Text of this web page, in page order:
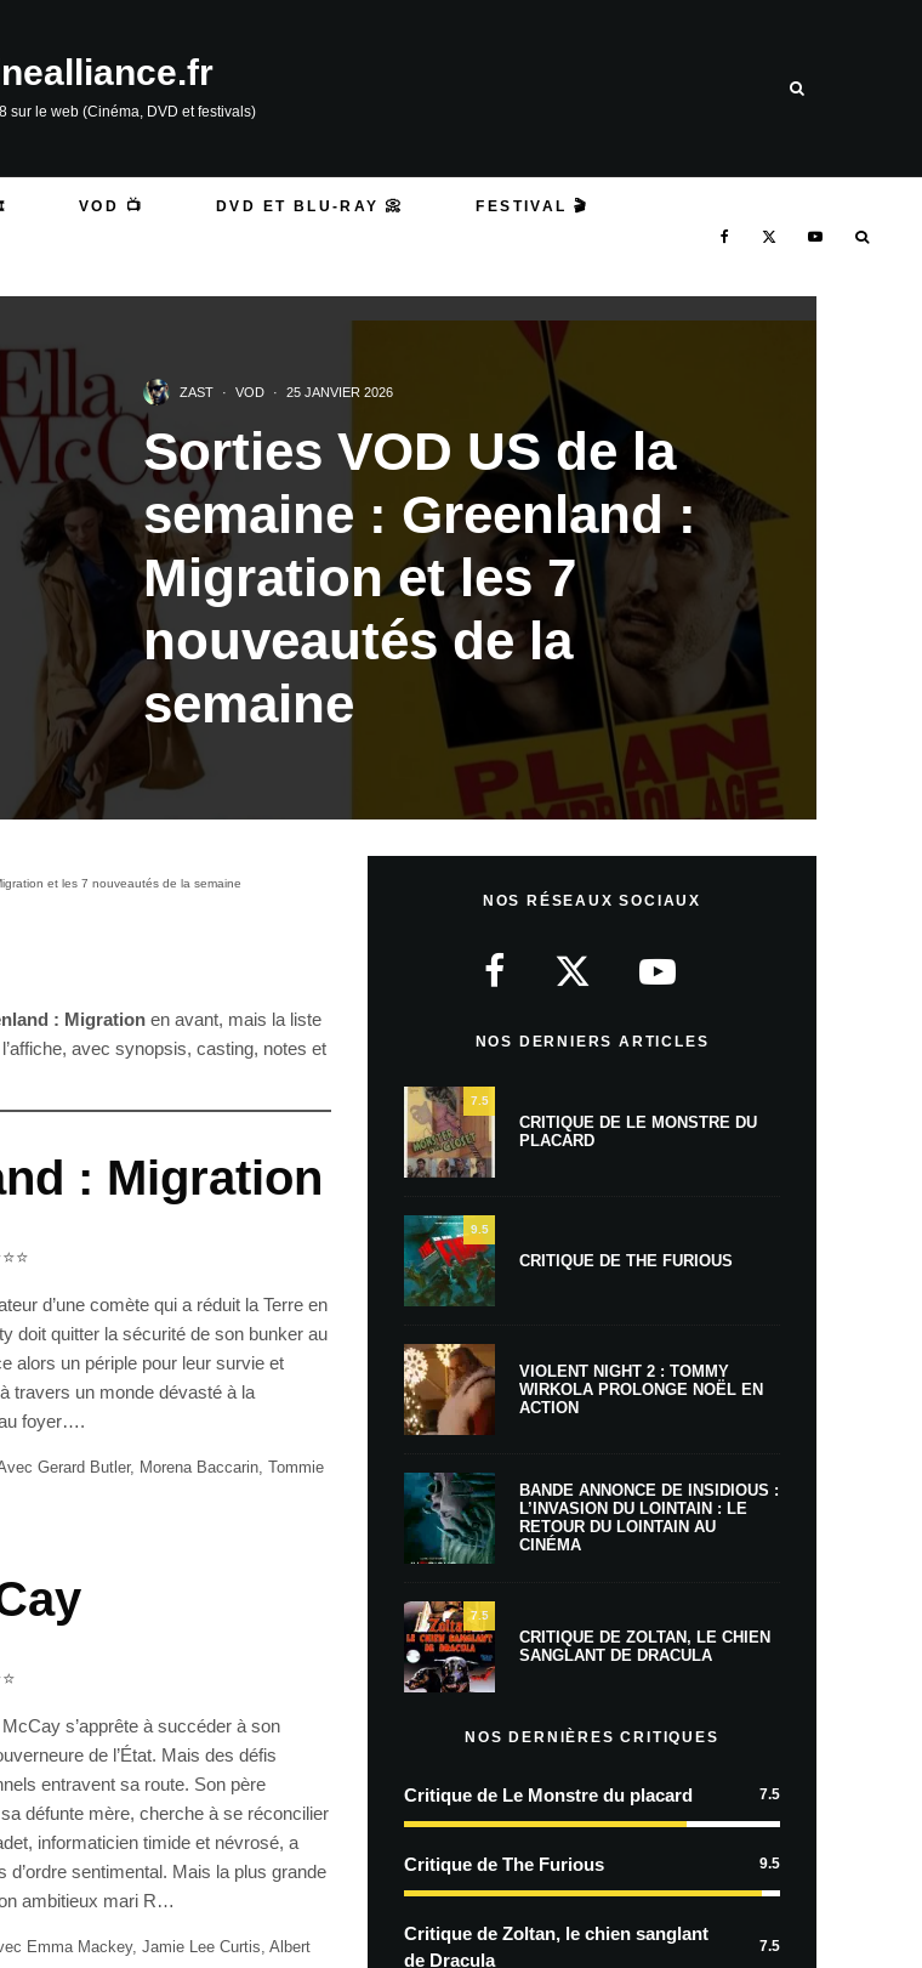
sur le web (Cinéma, DVD et festivals)
VOD 📺 DVD ET BLU-RAY 📀 FESTIVAL 🎬
ZAST · VOD · 25 JANVIER 2026
Sorties VOD US de la
semaine : Greenland :
Migration et les 7
nouveautés de la
semaine
et les 7 nouveautés de la semaine
: Migration en avant, mais la liste
avec synopsis, casting, notes et
: Migration
d’une comète qui a réduit la Terre en
doit quitter la sécurité de son bunker au
alors un périple pour leur survie et
à travers un monde dévasté à la
foyer….
Gerard Butler, Morena Baccarin, Tommie
s’apprête à succéder à son
de l’État. Mais des défis
entravent sa route. Son père
défunte mère, cherche à se réconcilier
informaticien timide et névrosé, a
d’ordre sentimental. Mais la plus grande
ambitieux mari R…
Emma Mackey, Jamie Lee Curtis, Albert
NOS RÉSEAUX SOCIAUX
NOS DERNIERS ARTICLES
7.5
CRITIQUE DE LE MONSTRE DU
PLACARD
9.5
CRITIQUE DE THE FURIOUS
VIOLENT NIGHT 2 : TOMMY
WIRKOLA PROLONGE NOËL EN
ACTION
BANDE ANNONCE DE INSIDIOUS :
L’INVASION DU LOINTAIN : LE
RETOUR DU LOINTAIN AU
CINÉMA
7.5
CRITIQUE DE ZOLTAN, LE CHIEN
SANGLANT DE DRACULA
NOS DERNIÈRES CRITIQUES
Critique de Le Monstre du placard 7.5
Critique de The Furious 9.5
Critique de Zoltan, le chien sanglant
de Dracula
7.5